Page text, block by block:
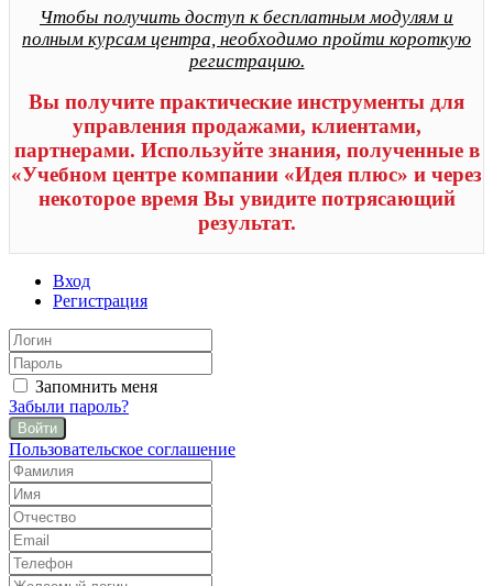
Чтобы получить доступ к бесплатным модулям и
полным курсам центра, необходимо пройти короткую
регистрацию.
Вы получите практические инструменты для
управления продажами, клиентами,
партнерами. Используйте знания, полученные в
«Учебном центре компании «Идея плюс» и через
некоторое время Вы увидите потрясающий
результат.
Вход
Регистрация
Запомнить меня
Забыли пароль?
Войти
Пользовательское соглашение